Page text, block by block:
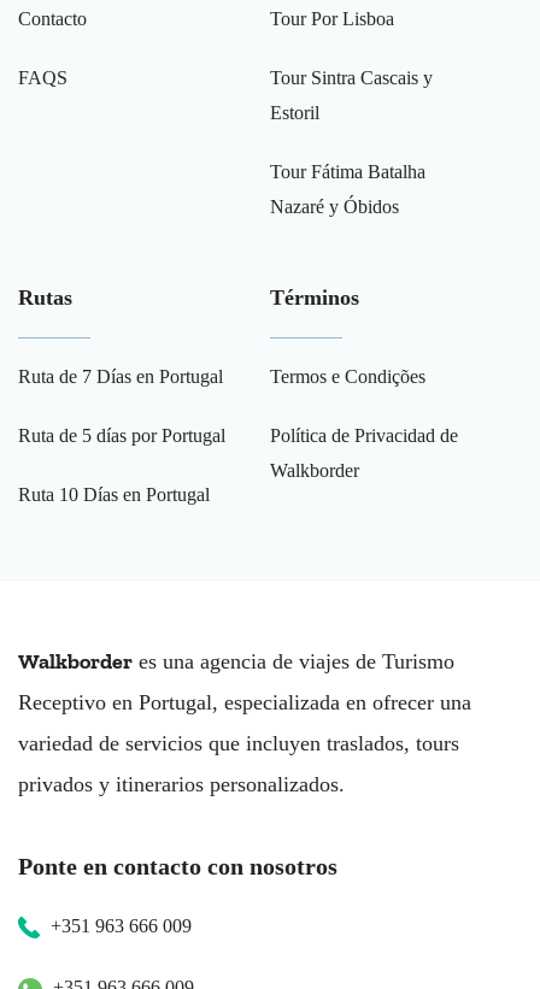
Contacto
FAQS
Tour Por Lisboa
Tour Sintra Cascais y
Estoril
Tour Fátima Batalha
Nazaré y Óbidos
Rutas
Ruta de 7 Días en Portugal
Ruta de 5 días por Portugal
Ruta 10 Días en Portugal
Términos
Termos e Condições
Política de Privacidad de
Walkborder
Walkborder es una agencia de viajes de Turismo
Receptivo en Portugal, especializada en ofrecer una
variedad de servicios que incluyen traslados, tours
privados y itinerarios personalizados.
Ponte en contacto con nosotros
+351 963 666 009